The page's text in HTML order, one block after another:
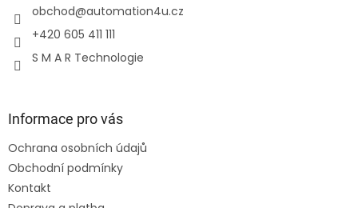
obchod@automation4u.cz
+420 605 411 111
S M A R Technologie
Informace pro vás
Ochrana osobních údajů
Obchodní podmínky
Kontakt